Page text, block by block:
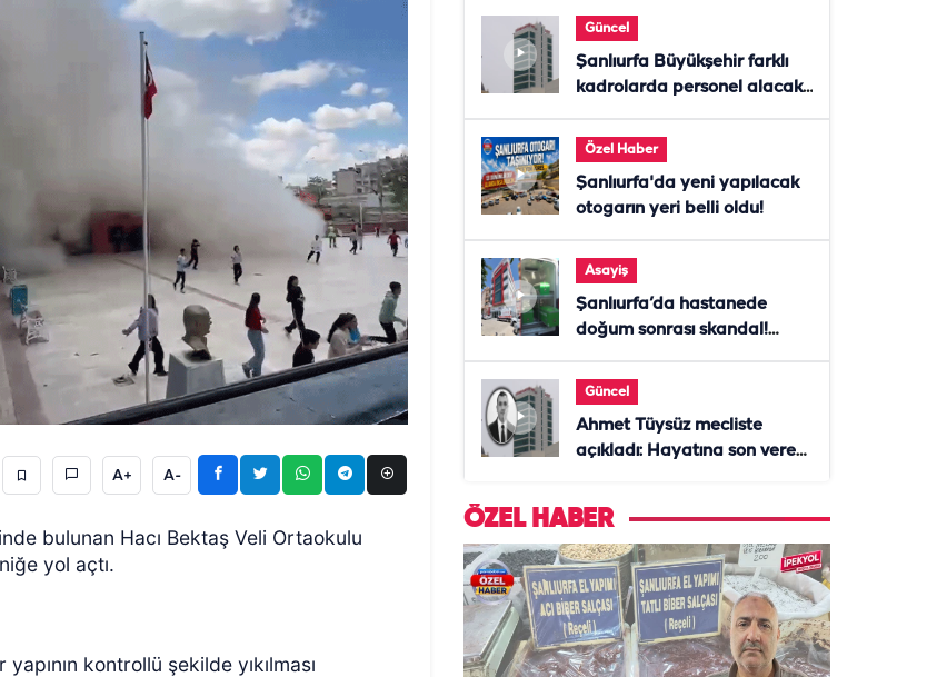
A+ A-
bulunan Hacı Bektaş Veli Ortaokulu
yol açtı.
kontrollü şekilde yıkılması
Güncel
Şanlıurfa Büyükşehir farklı
kadrolarda personel alacak!
Özel Haber
Şanlıurfa'da yeni yapılacak
otogarın yeri belli oldu!
Asayiş
Şanlıurfa’da hastanede
doğum sonrası skandal!
Güncel
Ahmet Tüysüz mecliste
açıkladı: Hayatına son veren
ÖZEL HABER